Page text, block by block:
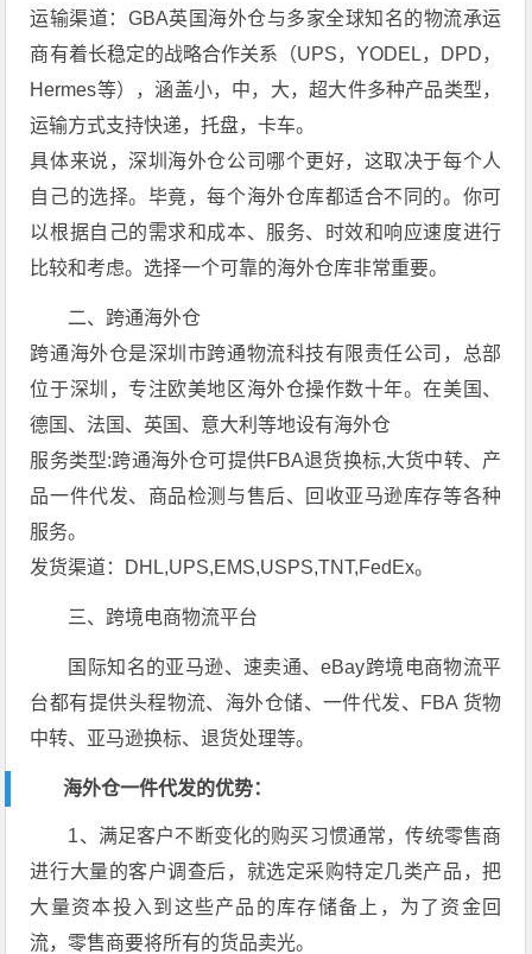
运输渠道：GBA英国海外仓与多家全球知名的物流承运
商有着长稳定的战略合作关系（UPS，YODEL，DPD，
Hermes等），涵盖小，中，大，超大件多种产品类型，
运输方式支持快递，托盘，卡车。
具体来说，深圳海外仓公司哪个更好，这取决于每个人
自己的选择。毕竟，每个海外仓库都适合不同的。你可
以根据自己的需求和成本、服务、时效和响应速度进行
比较和考虑。选择一个可靠的海外仓库非常重要。
二、跨通海外仓
跨通海外仓是深圳市跨通物流科技有限责任公司，总部
位于深圳，专注欧美地区海外仓操作数十年。在美国、
德国、法国、英国、意大利等地设有海外仓
服务类型:跨通海外仓可提供FBA退货换标,大货中转、产
品一件代发、商品检测与售后、回收亚马逊库存等各种
服务。
发货渠道：DHL,UPS,EMS,USPS,TNT,FedEx。
三、跨境电商物流平台
国际知名的亚马逊、速卖通、eBay跨境电商物流平
台都有提供头程物流、海外仓储、一件代发、FBA 货物
中转、亚马逊换标、退货处理等。
海外仓一件代发的优势：
1、满足客户不断变化的购买习惯通常，传统零售商
进行大量的客户调查后，就选定采购特定几类产品，把
大量资本投入到这些产品的库存储备上，为了资金回
流，零售商要将所有的货品卖光。